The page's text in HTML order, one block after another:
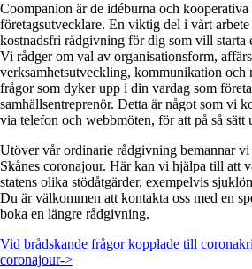
Coompanion är de idéburna och kooperativa
företagsutvecklare. En viktig del i vårt
kostnadsfri rådgivning för dig som vill starta
Vi rådger om val av organisationsform,
verksamhetsutveckling, kommunikation och
frågor som dyker upp i din vardag som
samhällsentreprenör. Detta är något som vi
via telefon och webbmöten, för att på så sätt
Utöver vår ordinarie rådgivning bemannar
Skånes coronajour. Här kan vi hjälpa till att
statens olika stödåtgärder, exempelvis
Du är välkommen att kontakta oss med en
boka en längre rådgivning.
Vid brådskande frågor kopplade till
coronajour->